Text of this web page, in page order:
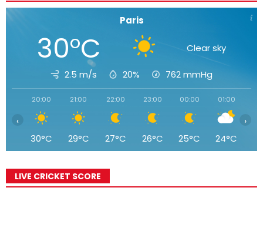
Paris
30°C Clear sky
2.5 m/s 20% 762mmHg
20:00
30°C
21:00
29°C
22:00
27°C
23:00
26°C
00:00
25°C
01:00
24°C
‹ ›
LIVE CRICKET SCORE